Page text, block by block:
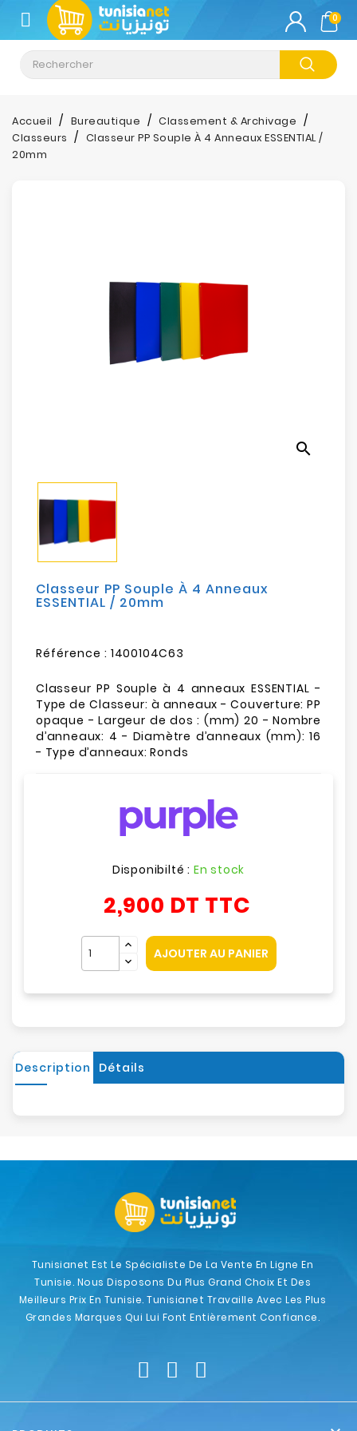
CATÉGORIE
Climatisation
Informatique
Téléphonie
Sécurité
Mobilités
Loisirs
0
Accueil Bureautique
Classement & Archivage
Classeurs
Classeur PP Souple À 4 Anneaux ESSENTIAL /
20mm
search
Classeur PP Souple À 4 Anneaux
ESSENTIAL / 20mm
Référence : 1400104C63
Classeur PP Souple à 4 anneaux ESSENTIAL -
Type de Classeur: à anneaux - Couverture: PP
opaque - Largeur de dos : (mm) 20 - Nombre
d’anneaux: 4 - Diamètre d’anneaux (mm): 16
- Type d’anneaux: Ronds
Disponibilté : En stock
2,900 DT TTC
AJOUTER AU PANIER
Description Détails
Tunisianet Est Le Spécialiste De La Vente En Ligne En
Tunisie. Nous Disposons Du Plus Grand Choix Et Des
Meilleurs Prix En Tunisie. Tunisianet Travaille Avec Les Plus
Grandes Marques Qui Lui Font Entièrement Confiance.